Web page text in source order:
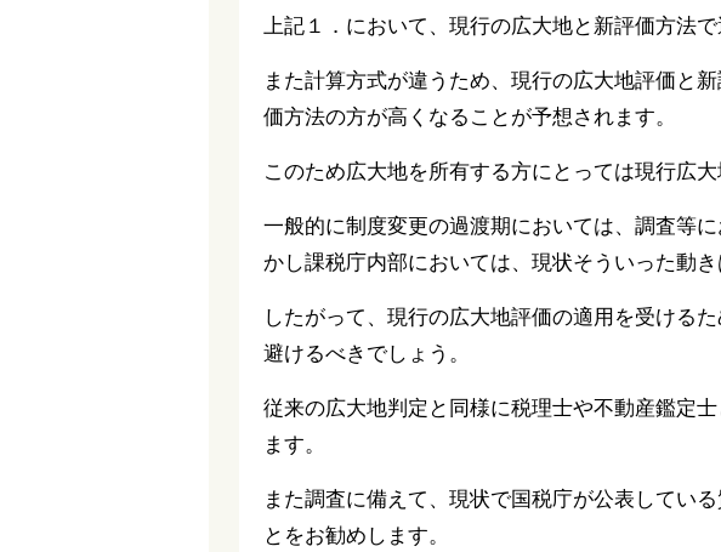
上記１．において、現行の広大地と新評価方法
また計算方式が違うため、現行の広大地評価と
価方法の方が高くなることが予想されます。
このため広大地を所有する方にとっては現行広
一般的に制度変更の過渡期においては、調査等
かし課税庁内部においては、現状そういった動
したがって、現行の広大地評価の適用を受ける
避けるべきでしょう。
従来の広大地判定と同様に税理士や不動産鑑定
ます。
また調査に備えて、現状で国税庁が公表してい
とをお勧めします。